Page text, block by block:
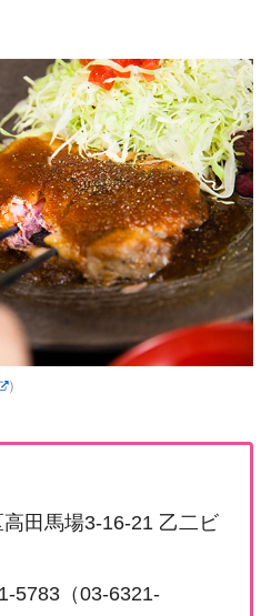
）
田馬場3-16-21 乙二ビ
5783（03-6321-